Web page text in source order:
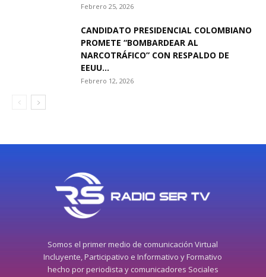
Febrero 25, 2026
CANDIDATO PRESIDENCIAL COLOMBIANO
PROMETE “BOMBARDEAR AL
NARCOTRÁFICO” CON RESPALDO DE
EEUU...
Febrero 12, 2026
Somos el primer medio de comunicación Virtual
Incluyente, Participativo e Informativo y Formativo
hecho por periodista y comunicadores Sociales